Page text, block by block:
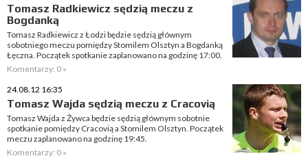
Tomasz Radkiewicz sędzią meczu z
Bogdanką
Tomasz Radkiewicz z Łodzi będzie sędzią głównym
sobotniego meczu pomiędzy Stomilem Olsztyn a Bogdanką
Łęczna. Początek spotkanie zaplanowano na godzinę 17:00.
Komentarzy: 0 »
24.08.12 16:35
Tomasz Wajda sędzią meczu z Cracovią
Tomasz Wajda z Żywca będzie sędzią głównym sobotnie
spotkanie pomiędzy Cracovią a Stomilem Olsztyn. Początek
meczu zaplanowano na godzinę 19:45.
Komentarzy: 0 »